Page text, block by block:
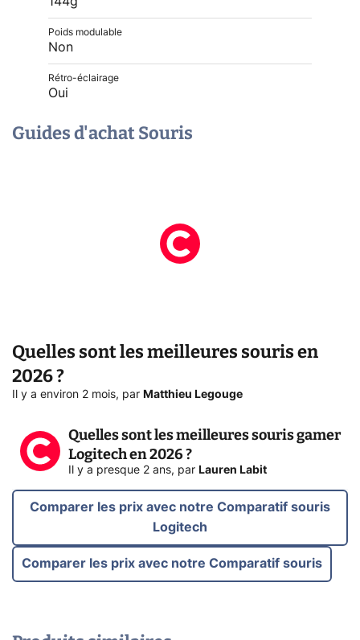
Poids modulable
Non
Rétro-éclairage
Oui
Guides d'achat Souris
Quelles sont les meilleures souris en
2026 ?
Il y a environ 2 mois, par Matthieu Legouge
Quelles sont les meilleures souris gamer
Logitech en 2026 ?
Il y a presque 2 ans, par Lauren Labit
Comparer les prix avec notre Comparatif souris
Logitech
Comparer les prix avec notre Comparatif souris